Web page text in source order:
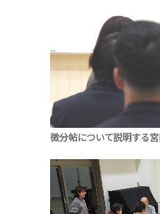
微分帖について説明する